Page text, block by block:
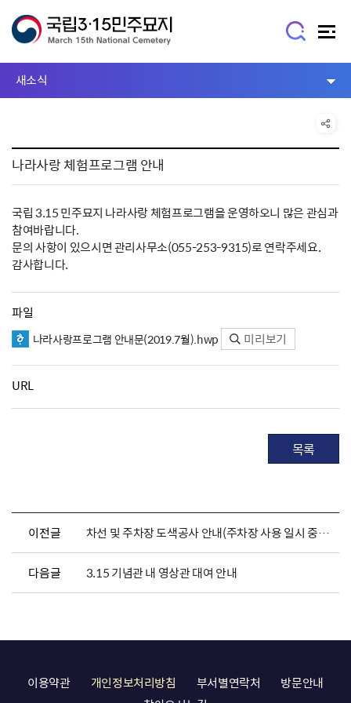
새소식
나라사랑 체험프로그램 안내
국립 3.15 민주묘지 나라사랑 체험프로그램을 운영하오니 많은 관심과
참여바랍니다.
문의 사항이 있으시면 관리사무소(055-253-9315)로 연락주세요.
감사합니다.
파일
나라사랑프로그램 안내문(2019.7월).hwp 미리보기
URL
목록
이전글 차선 및 주차장 도색공사 안내(주차장 사용 일시 중단)
다음글 3.15 기념관 내 영상관 대여 안내
이용약관 개인정보처리방침 부서별연락처
방문안내